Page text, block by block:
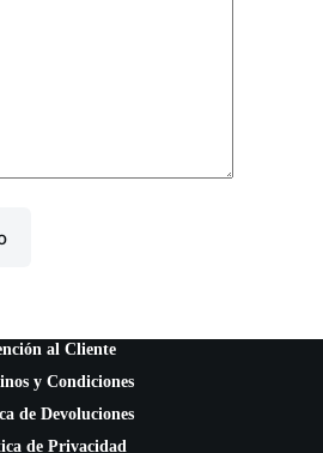
al Cliente
y Condiciones
de Devoluciones
de Privacidad